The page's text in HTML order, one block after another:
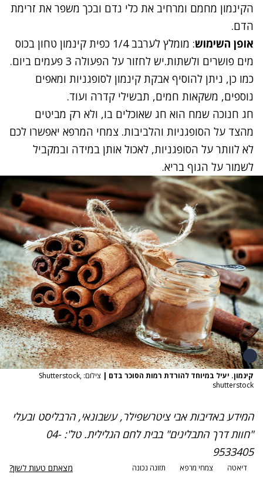
הקינמון מחמם ומרחיב את כלי נדם ובכך משפר את זרימת
הדם.
אופן השימוש
: מומלץ לערבב 1/4 כפית קינמון טחון בכוס
מים פושרים ולשתות.יש לחזור על הפעולה 3 פעמים ביום.
כמו כן, ניתן להוסיף אבקת קינמון לסופגניות ומאפים
נוספים, משקאות חמים, תבשילי קדרה ועוד.
חג חנוכה שמח הוא חג שאוכלים בו, ולא רק מביטים
מהצד על הסופגניות והלביבות. צמחי המרפא יאפשרו לכם
לא לוותר על הסופגניות, לאכול אותן במידה ובמקביל
לשמור על הגוף בריא.
קינמון. יעיל במיוחד להורדת רמות הסוכר בדם |
צילום: Shutterstock,
shutterstock
המידע באדיבות אבי ציטרשפילר, עשבונאי, הרבליסט ובעלי
"חוות דרך התבלינים"
בבית לחם הגלילית. טל': 04-
9533405
דיאטה צמחי מרפא תזונה נכונה מצאתם טעות לשון?